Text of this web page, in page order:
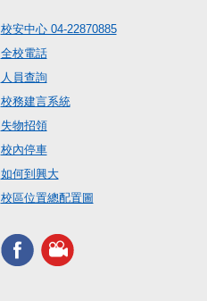
校安中心 04-22870885
全校電話
人員查詢
校務建言系統
失物招領
校內停車
如何到興大
校區位置總配置圖